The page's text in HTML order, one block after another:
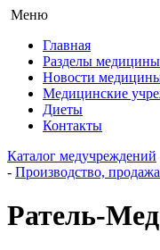
Меню
Главная
Разделы медицины
Новости
Медицинские
Диеты
Контакты
Каталог медучреждений
- Производство,
Ратель-